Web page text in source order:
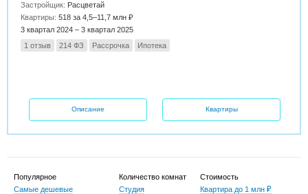
Застройщик: Расцветай
Квартиры:518 за 4,5–11,7 млн ₽
3 квартал 2024 – 3 квартал 2025
1 отзыв
214 ФЗ Рассрочка Ипотека
Описание Квартиры
Популярное
Самые дешевые
Количество комнат
Студия
Стоимость
Квартира до 1 млн ₽